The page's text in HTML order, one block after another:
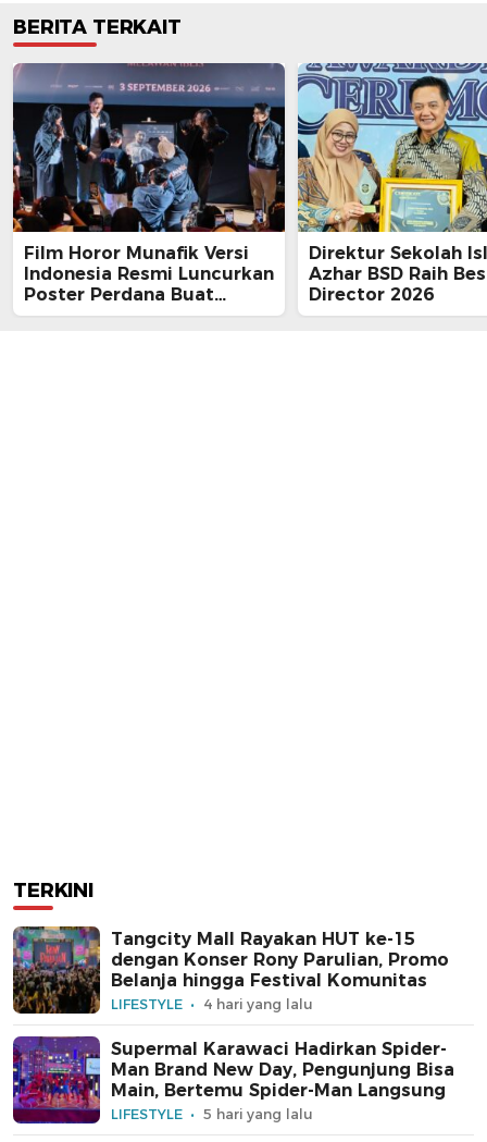
BERITA TERKAIT
Film Horor Munafik Versi
Indonesia Resmi Luncurkan
Poster Perdana Buat
Kesan Spiritual Religi
Direktur Sekolah
Azhar BSD Raih
Director 2026
TERKINI
Tangcity Mall Rayakan HUT ke-15
dengan Konser Rony Parulian, Promo
Belanja hingga Festival Komunitas
LIFESTYLE 4 hari yang lalu
Supermal Karawaci Hadirkan Spider-
Man Brand New Day, Pengunjung Bisa
Main, Bertemu Spider-Man Langsung
LIFESTYLE 5 hari yang lalu